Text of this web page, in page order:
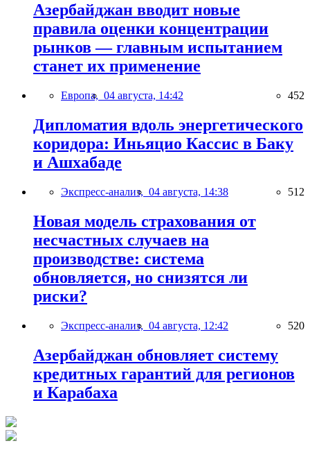
Азербайджан вводит новые
правила оценки концентрации
рынков — главным испытанием
станет их применение
Европа, 04 августа, 14:42 452
Дипломатия вдоль энергетического
коридора: Иньяцио Кассис в Баку
и Ашхабаде
Экспресс-анализ, 04 августа, 14:38 512
Новая модель страхования от
несчастных случаев на
производстве: система
обновляется, но снизятся ли
риски?
Экспресс-анализ, 04 августа, 12:42 520
Азербайджан обновляет систему
кредитных гарантий для регионов
и Карабаха